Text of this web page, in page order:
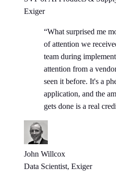
Exiger
“What surprised me
of attention we
team during
attention from a
seen it before. It's a
application, and the
gets done is a real
John Willcox
Data Scientist, Exiger